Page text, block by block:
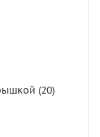
(20)